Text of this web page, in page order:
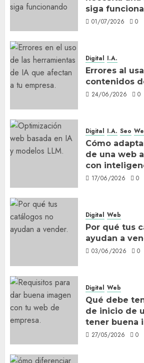
siga
01/07/2026 0
Digital I.A.
Errores al
contenidos
24/06/2026 0
Digital I.A. Seo
Cómo
de una web
con
17/06/2026 0
Digital Web
Por qué tus
ayudan a
03/06/2026 0
Digital Web
Qué debe
de inicio de
tener buena
27/05/2026 0